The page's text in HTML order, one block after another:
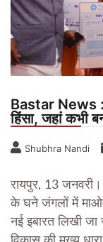
Bastar News :
हिंसा, जहां कभी
Shubhra Nandi
रायपुर, 13 जनवरी।
के घने जंगलों में
नई इबारत लिखी जा